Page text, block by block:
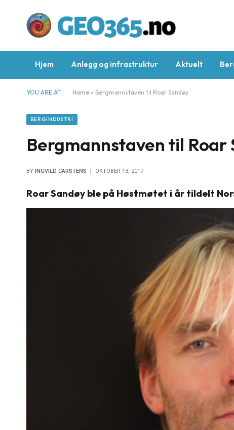
Hjem Anlegg og infrastruktur Aktuelt
YOU ARE AT: Home » Bergmannstaven til Roar Sandøy
BERGINDUSTRI
Bergmannstaven til Roar
BY INGVILD CARSTENS OKTOBER 13, 2017
Roar Sandøy ble på Høstmøtet i år tildelt